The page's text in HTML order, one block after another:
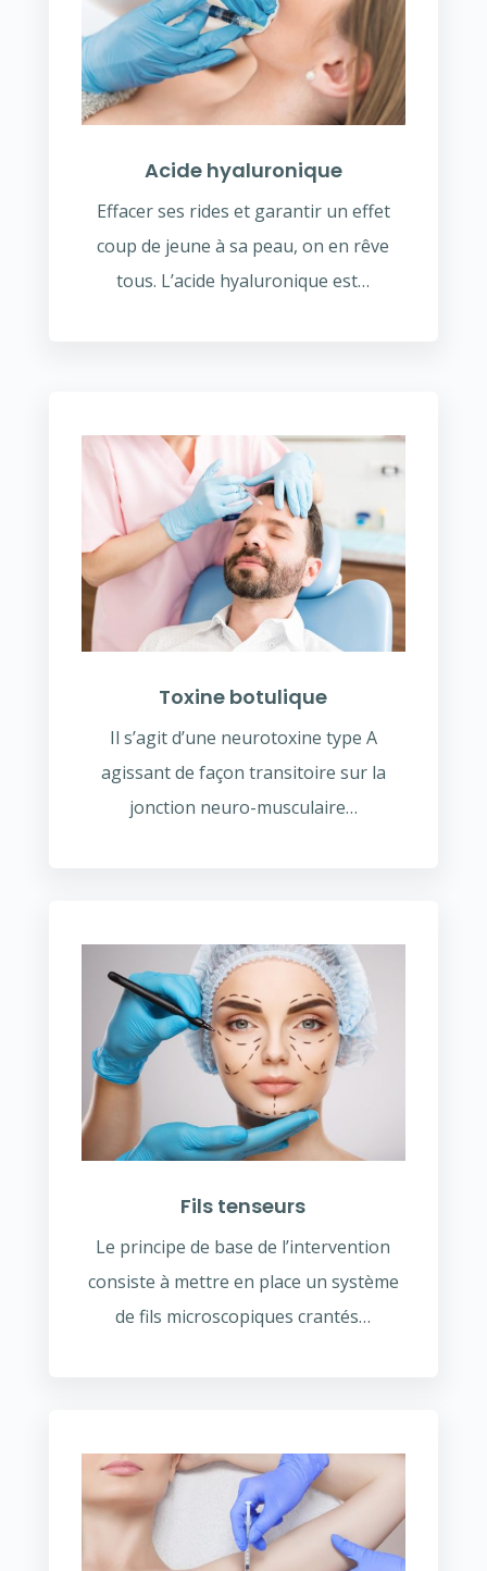
Acide hyaluronique
Effacer ses rides et garantir un effet
coup de jeune à sa peau, on en rêve
tous. L’acide hyaluronique est…
Toxine botulique
Il s’agit d’une neurotoxine type A
agissant de façon transitoire sur la
jonction neuro-musculaire…
Fils tenseurs
Le principe de base de l’intervention
consiste à mettre en place un système
de fils microscopiques crantés…